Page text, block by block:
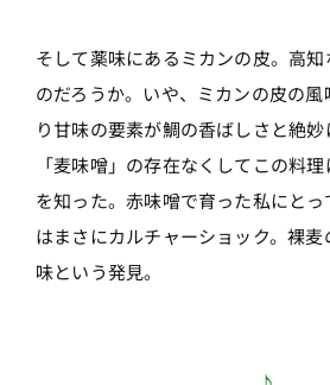
そして薬味にあるミカンの皮。高
のだろうか。いや、ミカンの皮の
り甘味の要素が鯛の香ばしさと絶
「麦味噌」の存在なくしてこの料
を知った。赤味噌で育った私にと
はまさにカルチャーショック。裸
味という発見。